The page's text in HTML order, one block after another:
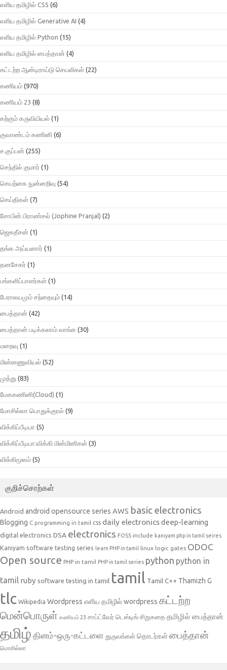
எளிய தமிழில் CSS (6)
எளிய தமிழில் Generative AI (4)
எளிய தமிழில் Python (15)
எளிய தமிழில் பைத்தான் (4)
கட்டற்ற ஆன்டிராய்டு செயலிகள் (22)
கணியம் (970)
கணியம் 23 (8)
கற்கும் கருவியியல் (1)
குவாண்டம் கணினி (6)
ச.குப்பன் (255)
செந்தில் குமார் (1)
செயற்கை நுன்னறிவு (54)
செய்திகள் (7)
சோபின் பிராண்சல் (Jophine Pranjal) (2)
ஜெகதீசன் (1)
தங்க அய்யனார் (1)
தனசேகர் (1)
பங்களிப்பாளர்கள் (1)
பேராலயமும் சந்தையும் (14)
பைத்தான் (42)
பைத்தான் படிக்கலாம் வாங்க (30)
மறைவு (1)
மின்னணுவியல் (52)
முத்து (83)
மேககணினி(Cloud) (1)
மோசில்லா பொதுக்குரல் (9)
விக்கிப்பீடியா (5)
விக்கிப்பீடியா:விக்கி மின்மினிகள் (3)
விக்கிமூலம் (5)
குறிச்சொற்கள்
Android android opensource series AWS basic electronics
Blogging C programming in tamil css daily electronicsdeep-learning
digital electronics DSA electronics FOSS include kaniyam php in tamil seires
Kaniyam software testing series learn PHP in tamil linux logic gates ODOC
Open source PHP in tamil PHP in tamil series python python in
tamil ruby software testing in tamil tamil Tamil C++ Thamizh G
tlc Wikipedia Wordpress எளிய தமிழில் wordpress கட்டற்ற
மென்பொருள் கணியம் 23 சாப்ட்வேர் டெஸ்டிங் சிறுகதை தமிழில் பைத்தான்
தமிழ் தினம்-ஒரு-கட்டளை துருவங்கள் தொடர்கள்பைத்தான்
மொசில்லா